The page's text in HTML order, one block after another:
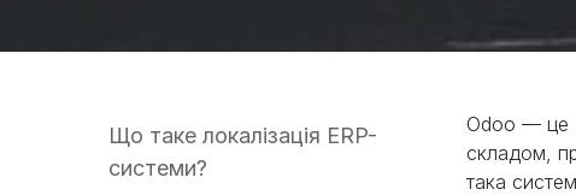
Що таке локалізація ERP-
системи?
Odoo — це
складом,
така